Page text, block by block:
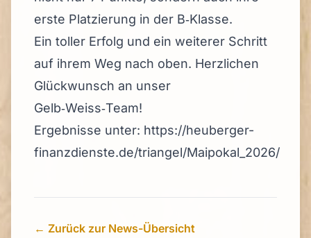
erste Platzierung in der B‑Klasse.
Ein toller Erfolg und ein weiterer Schritt
auf ihrem Weg nach oben. Herzlichen
Glückwunsch an unser
Gelb‑Weiss‑Team!
Ergebnisse unter: https://heuberger-
finanzdienste.de/triangel/Maipokal_2026/
← Zurück zur News-Übersicht